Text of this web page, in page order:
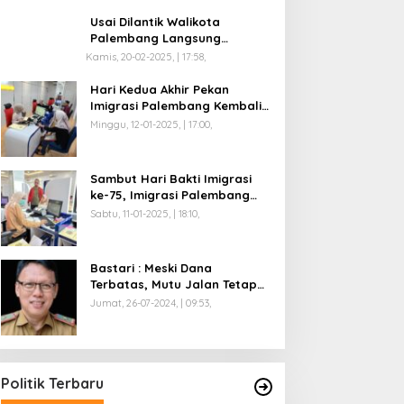
Usai Dilantik Walikota
Palembang Langsung
Mengikuti Retreat di
Kamis, 20-02-2025, | 17:58,
Hari Kedua Akhir Pekan
Imigrasi Palembang Kembali
Dilayani
Minggu, 12-01-2025, | 17:00,
Sambut Hari Bakti Imigrasi
ke-75, Imigrasi Palembang
Buka Paspor Simpatik Akhir
Sabtu, 11-01-2025, | 18:10,
Bastari : Meski Dana
Terbatas, Mutu Jalan Tetap
Diprioritaskan !
Jumat, 26-07-2024, | 09:53,
Politik Terbaru